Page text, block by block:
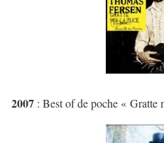
2007 : Best of de poche «